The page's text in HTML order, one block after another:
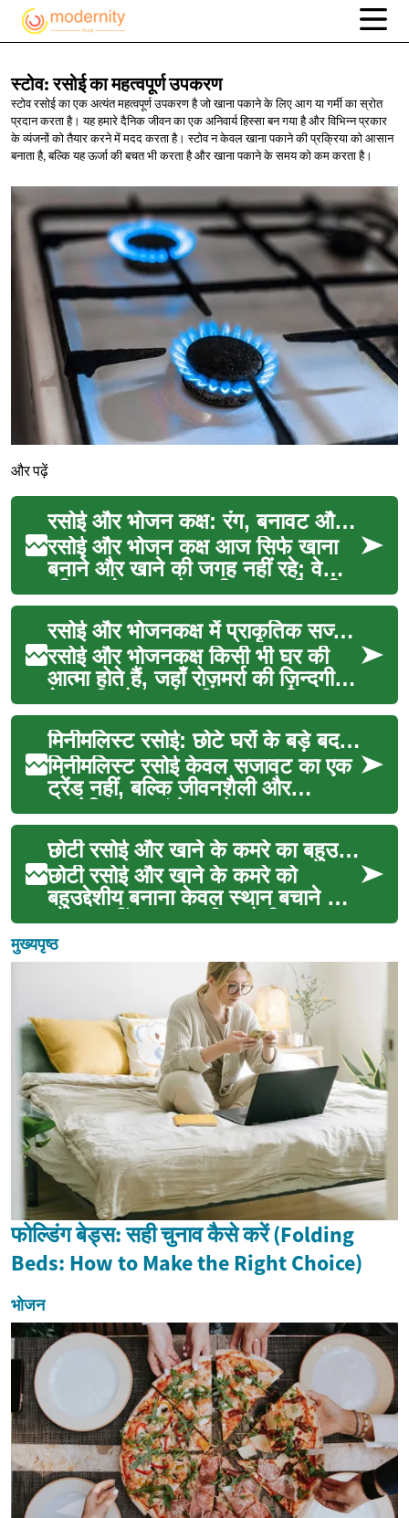
स्टोव: रसोई कामहत्वपूर्ण उपकरण
स्टोव रसोई का एक अत्यंत महत्वपूर्ण उपकरण है जो खाना पकाने के लिए आग या गर्मी का स्रोत
प्रदान करता है। यह हमारे दैनिक जीवन का एक अनिवार्य हिस्सा बन गया है और विभिन्न प्रकार
के व्यंजनों को तैयार करने में मदद करता है। स्टोव न केवल खाना पकाने की प्रक्रिया को आसान
बनाता है, बल्कि यह ऊर्जा की बचत भी करता है और खाना पकाने के समय को कम करता है।
और पढ़ें
रसोई और भोजन कक्ष: रंग, बनावट और सामंजस्य
रसोई और भोजन कक्ष आज सिर्फ खाना
बनाने और खाने की जगह नहीं रहे; वे
परिवार, मेहमान और व्यक्तिगत अभिव्यक्ति
के केंद्र बन...
रसोई और भोजनकक्ष में प्राकृतिक सज्जा के टिप्स
रसोई और भोजनकक्ष किसी भी घर की
आत्मा होते हैं, जहाँ रोज़मर्रा की ज़िन्दगी,
मेज़बानी और साझेदारी का वास्तविक
प्रदर्शन ...
मिनीमलिस्ट रसोई: छोटे घरों के बड़े बदलाव
मिनीमलिस्ट रसोई केवल सजावट का एक
ट्रेंड नहीं, बल्कि जीवनशैली और
उपयोगिता का संयोजन है। यह वह जगह
है जहां कम चीज़ों मे...
छोटी रसोई और खाने के कमरे का बहुउद्देशीय डिजाइन
छोटी रसोई और खाने के कमरे को
बहुउद्देशीय बनाना केवल स्थान बचाने का
सवाल नहीं रहा; यह जीवनशैली,
सामाजिक आदतों और व्याव...
मुख्यपृष्ठ
फोल्डिंग बेड्स: सही चुनाव कैसे करें (Folding
Beds: How to Make the Right Choice)
भोजन